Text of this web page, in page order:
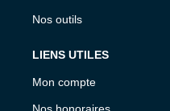
Nos outils
LIENS UTILES
Mon compte
Nos honoraires